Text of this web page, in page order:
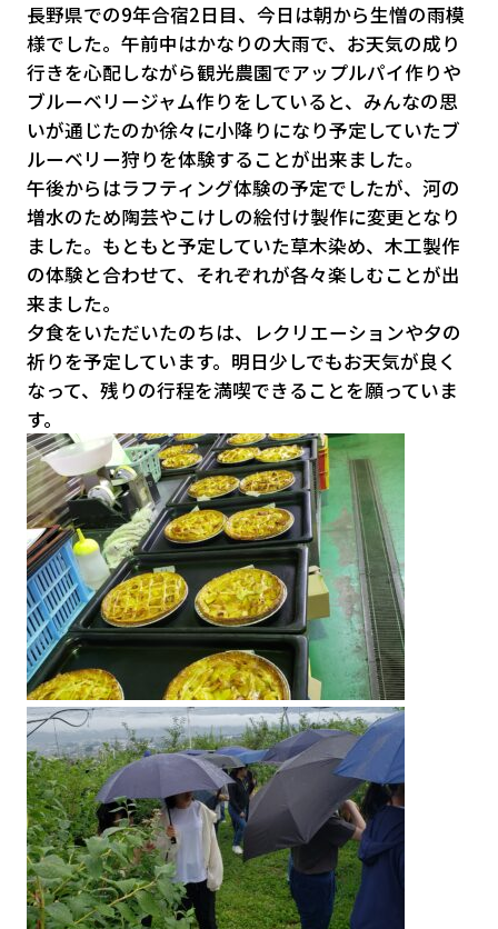
長野県での9年合宿2日目、今日は朝から生憎の雨模
様でした。午前中はかなりの大雨で、お天気の成り
行きを心配しながら観光農園でアップルパイ作りや
ブルーベリージャム作りをしていると、みんなの思
いが通じたのか徐々に小降りになり予定していたブ
ルーベリー狩りを体験することが出来ました。
午後からはラフティング体験の予定でしたが、河の
増水のため陶芸やこけしの絵付け製作に変更となり
ました。もともと予定していた草木染め、木工製作
の体験と合わせて、それぞれが各々楽しむことが出
来ました。
夕食をいただいたのちは、レクリエーションや夕の
祈りを予定しています。明日少しでもお天気が良く
なって、残りの行程を満喫できることを願っていま
す。